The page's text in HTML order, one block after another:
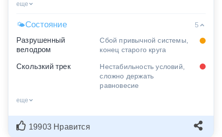
еще
🌤Состояние
5
Разрушенный
велодром
Сбой привычной системы,
конец старого круга
Скользкий трек
Нестабильность условий,
сложно держать
равновесие
еще
19903 Нравится